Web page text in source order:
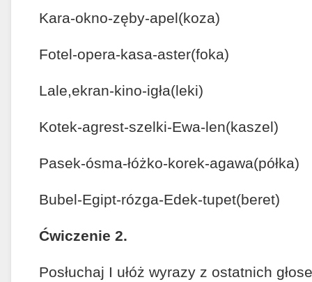
Kara-okno-zęby-apel(koza)
Fotel-opera-kasa-aster(foka)
Lale,ekran-kino-igła(leki)
Kotek-agrest-szelki-Ewa-len(kaszel)
Pasek-ósma-łóżko-korek-agawa(półka)
Bubel-Egipt-rózga-Edek-tupet(beret)
Ćwiczenie 2.
Posłuchaj I ułóż wyrazy z ostatnich